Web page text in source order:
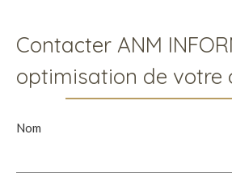
Contacter ANM
optimisation de votre
Nom